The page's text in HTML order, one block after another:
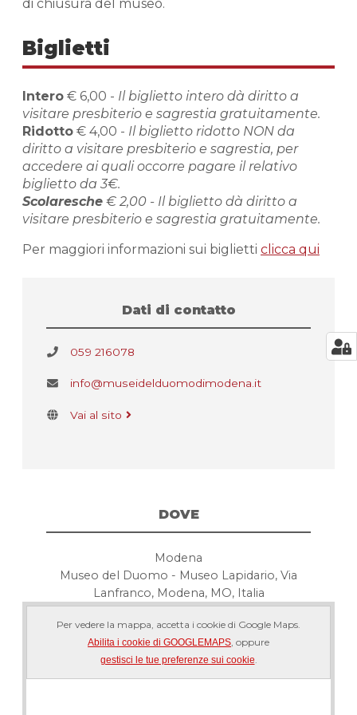
di chiusura del museo.
Biglietti
Intero € 6,00 - Il biglietto intero dà diritto a
visitare presbiterio e sagrestia gratuitamente.
Ridotto € 4,00 - Il biglietto ridotto NON da
diritto a visitare presbiterio e sagrestia, per
accedere ai quali occorre pagare il relativo
biglietto da 3€.
Scolaresche € 2,00 - Il biglietto dà diritto a
visitare presbiterio e sagrestia gratuitamente.
Per maggiori informazioni sui biglietti clicca qui
Dati di contatto
059 216078
info@museidelduomodimodena.it
Vai al sito
DOVE
Modena
Museo del Duomo - Museo Lapidario, Via
Lanfranco, Modena, MO, Italia
Per vedere la mappa, accetta i cookie di Google Maps.
Abilita i cookie di GOOGLEMAPS , oppure
gestisci le tue preferenze sui cookie